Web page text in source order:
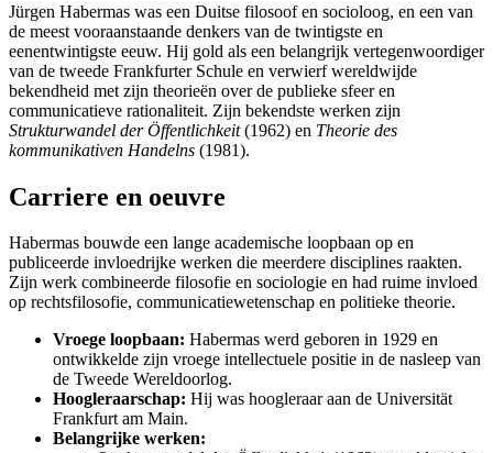
Jürgen Habermas was een Duitse filosoof en socioloog, en een van
de meest vooraanstaande denkers van de twintigste en
eenentwintigste eeuw. Hij gold als een belangrijk vertegenwoordiger
van de tweede Frankfurter Schule en verwierf wereldwijde
bekendheid met zijn theorieën over de publieke sfeer en
communicatieve rationaliteit. Zijn bekendste werken zijn
Strukturwandel der Öffentlichkeit(1962) en Theorie des
kommunikativen Handelns (1981).
Carriere en oeuvre
Habermas bouwde een lange academische loopbaan op en
publiceerde invloedrijke werken die meerdere disciplines raakten.
Zijn werk combineerde filosofie en sociologie en had ruime invloed
op rechtsfilosofie, communicatiewetenschap en politieke theorie.
Vroege loopbaan: Habermas werd geboren in 1929 en
ontwikkelde zijn vroege intellectuele positie in de nasleep van
de Tweede Wereldoorlog.
Hoogleraarschap: Hij was hoogleraar aan de Universität
Frankfurt am Main.
Belangrijke werken: